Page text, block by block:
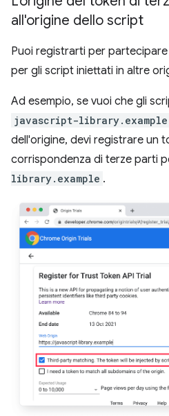
all'origine dello script
Puoi registrarti per
per gli script iniettati in altre
Ad esempio, se vuoi che gli
javascript-library.example
dell'origine, devi registrare un
corrispondenza di terze parti
library.example .